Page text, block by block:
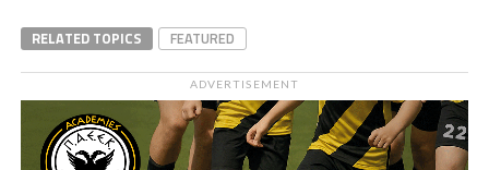
RELATED TOPICS FEATURED
ADVERTISEMENT